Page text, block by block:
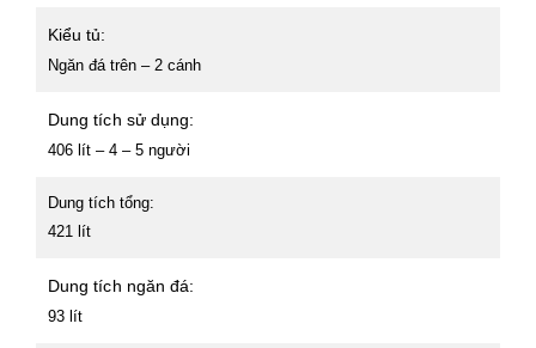
Kiểu tủ:
Ngăn đá trên – 2 cánh
Dung tích sử dụng:
406 lít – 4 – 5 người
Dung tích tổng:
421 lít
Dung tích ngăn đá:
93 lít